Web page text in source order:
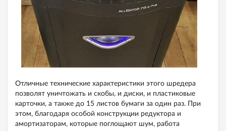
Отличные технические характеристики этого шредера
позволят уничтожать и скобы, и диски, и пластиковые
карточки, а также до 15 листов бумаги за один раз. При
этом, благодаря особой конструкции редуктора и
амортизаторам, которые поглощают шум, работа